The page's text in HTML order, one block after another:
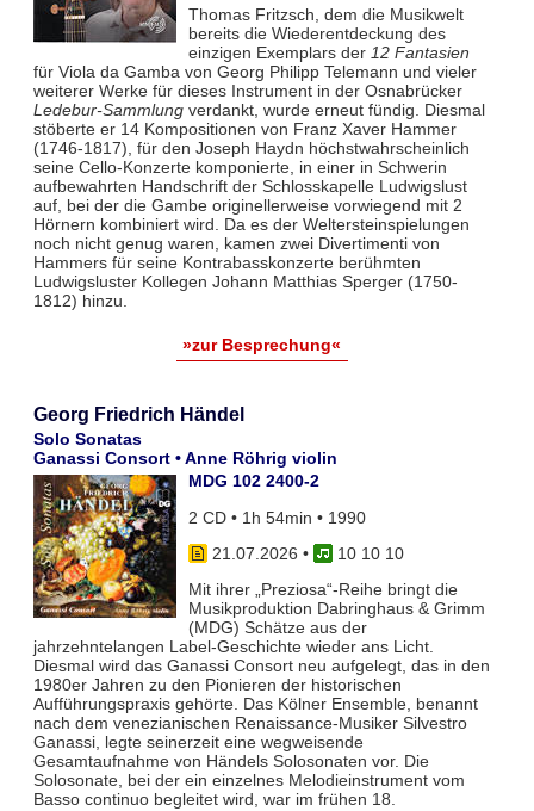
Thomas Fritzsch, dem die Musikwelt
bereits die Wiederentdeckung des
einzigen Exemplars der 12 Fantasien
für Viola da Gamba von Georg Philipp Telemann und vieler
weiterer Werke für dieses Instrument in der Osnabrücker
Ledebur-Sammlungverdankt, wurde erneut fündig. Diesmal
stöberte er 14 Kompositionen von Franz Xaver Hammer
(1746-1817), für den Joseph Haydn höchstwahrscheinlich
seine Cello-Konzerte komponierte, in einer in Schwerin
aufbewahrten Handschrift der Schlosskapelle Ludwigslust
auf, bei der die Gambe originellerweise vorwiegend mit 2
Hörnern kombiniert wird. Da es der Weltersteinspielungen
noch nicht genug waren, kamen zwei Divertimenti von
Hammers für seine Kontrabasskonzerte berühmten
Ludwigsluster Kollegen Johann Matthias Sperger (1750-
1812) hinzu.
»zur Besprechung«
Georg Friedrich Händel
Solo Sonatas
Ganassi Consort • Anne Röhrig violin
MDG 102 2400-2
2 CD • 1h 54min • 1990
21.07.2026 •
10 10 10
Mit ihrer „Preziosa“-Reihe bringt die
Musikproduktion Dabringhaus & Grimm
(MDG) Schätze aus der
jahrzehntelangen Label-Geschichte wieder ans Licht.
Diesmal wird das Ganassi Consort neu aufgelegt, das in den
1980er Jahren zu den Pionieren der historischen
Aufführungspraxis gehörte. Das Kölner Ensemble, benannt
nach dem venezianischen Renaissance-Musiker Silvestro
Ganassi, legte seinerzeit eine wegweisende
Gesamtaufnahme von Händels Solosonaten vor. Die
Solosonate, bei der ein einzelnes Melodieinstrument vom
Basso continuo begleitet wird, war im frühen 18.